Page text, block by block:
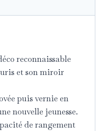
reconnaissable
et son miroir
puis vernie en
nouvelle jeunesse.
de rangement